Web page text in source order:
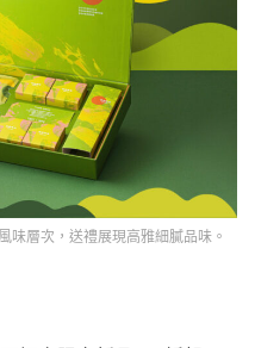
味層次，送禮展現高雅細膩品味。